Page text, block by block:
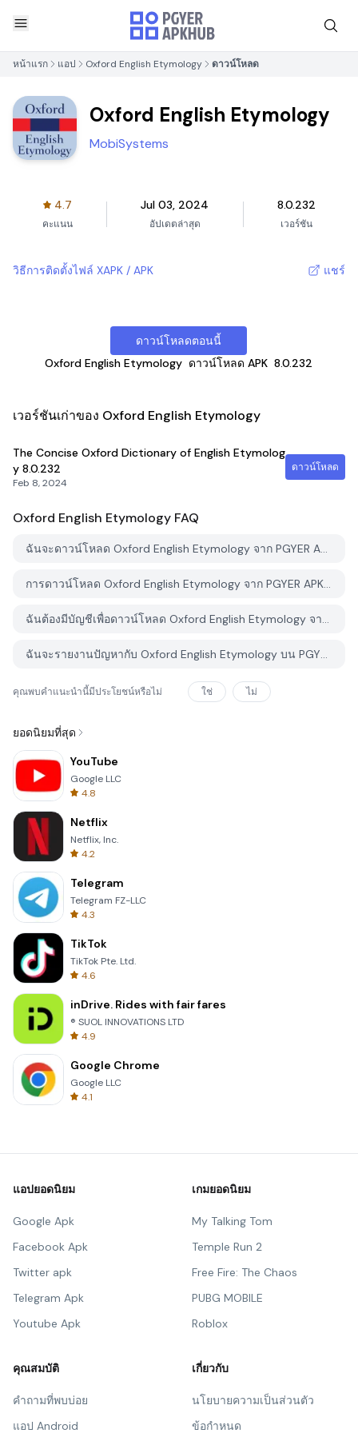
หน้าแรก แอป Oxford English Etymology ดาวน์โหลด
Oxford English Etymology
MobiSystems
4.7
คะแนน
Jul 03, 2024
อัปเดตล่าสุด
8.0.232
เวอร์ชัน
วิธีการติดตั้งไฟล์ XAPK / APK แชร์
ดาวน์โหลดตอนนี้
Oxford English Etymology ดาวน์โหลด APK 8.0.232
เวอร์ชันเก่าของ Oxford English Etymology
The Concise Oxford Dictionary of English Etymolog
y 8.0.232
Feb 8, 2024
ดาวน์โหลด
Oxford English Etymology FAQ
ฉันจะดาวน์โหลด Oxford English Etymology จาก PGYER APK HUB อย่างไร?
การดาวน์โหลด Oxford English Etymology จาก PGYER APK HUB ฟรีหรือไม่?
ฉันต้องมีบัญชีเพื่อดาวน์โหลด Oxford English Etymology จาก PGYER APK HUB หรือไม่?
ฉันจะรายงานปัญหากับ Oxford English Etymology บน PGYER APK HUB ได้อย่างไร?
คุณพบคำแนะนำนี้มีประโยชน์หรือไม่ ใช่ ไม่
ยอดนิยมที่สุด
YouTube
Google LLC
4.8
Netflix
Netflix, Inc.
4.2
Telegram
Telegram FZ-LLC
4.3
TikTok
TikTok Pte. Ltd.
4.6
inDrive. Rides with fair fares
® SUOL INNOVATIONS LTD
4.9
Google Chrome
Google LLC
4.1
แอปยอดนิยม
Google Apk
Facebook Apk
Twitter apk
Telegram Apk
Youtube Apk
เกมยอดนิยม
My Talking Tom
Temple Run 2
Free Fire: The Chaos
PUBG MOBILE
Roblox
คุณสมบัติ
คำถามที่พบบ่อย
แอป Android
เกี่ยวกับ
นโยบายความเป็นส่วนตัว
ข้อกำหนด